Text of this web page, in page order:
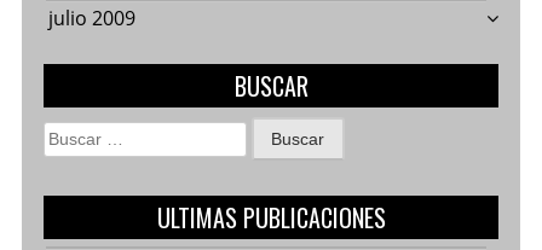
julio 2009
BUSCAR
Buscar:
ULTIMAS PUBLICACIONES